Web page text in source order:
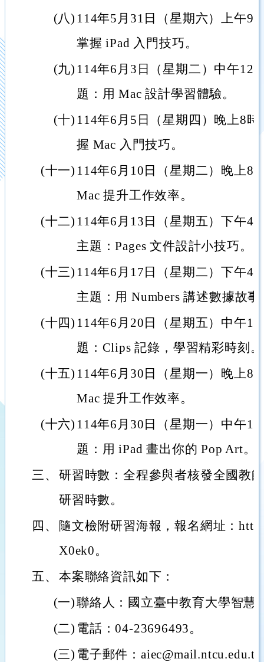
(八) 114年5月31日（星期六）上午9
掌握 iPad 入門技巧。
(九) 114年6月3日（星期二）中午12
題：用 Mac 設計學習體驗。
(十) 114年6月5日（星期四）晚上8
握 Mac 入門技巧。
(十一) 114年6月10日（星期二）晚上8
Mac 提升工作效率。
(十二) 114年6月13日（星期五）下午4
主題：Pages 文件設計小技巧。
(十三) 114年6月17日（星期二）下午4
主題：用 Numbers 講述數據故事
(十四) 114年6月20日（星期五）中午
題：Clips 記錄，學習精彩時刻。
(十五) 114年6月30日（星期一）晚上8
Mac 提升工作效率。
(十六) 114年6月30日（星期一）中午
題：用 iPad 畫出你的 Pop Art。
三、 研習時數：全程參與者核發全國教
研習時數。
四、
隨文檢附研習海報，報名網址：
X0ek0。
五、 本案聯絡資訊如下：
(一)聯絡人：國立臺中教育大學智慧
(二) 電話：04-23696493。
(三) 電子郵件：